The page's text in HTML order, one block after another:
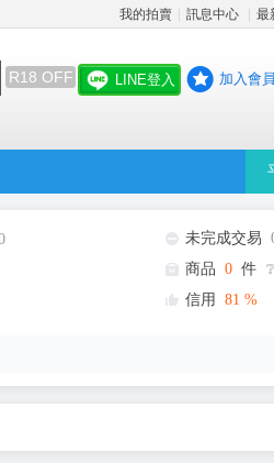
我的拍賣 訊息中心 最
R18 OFF LINE登入 加入會員
未完成交易
商品 0 件 ❔
信用
81 %